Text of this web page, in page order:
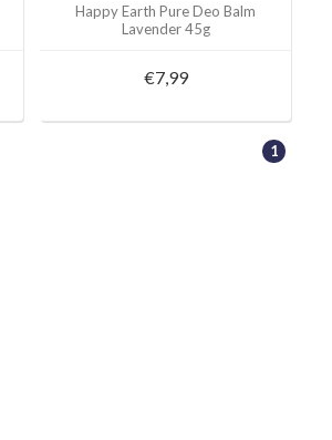
Happy Earth Pure Deo Balm
Lavender 45g
€7,99
1